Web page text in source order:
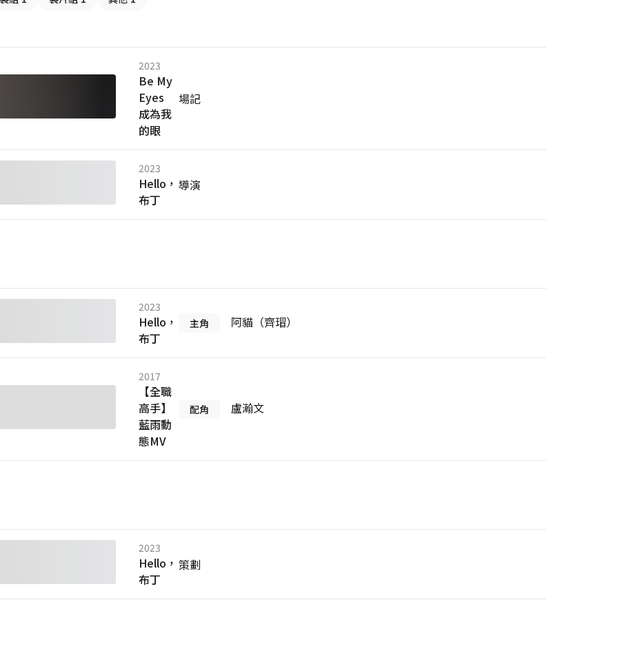
2023
Be My
Eyes
成為我
的眼
場記
2023
Hello，
布丁
導演
2023
Hello，
布丁
主角 阿貓（齊瑁）
2017
【全職
高手】
藍雨動
態MV
配角 盧瀚文
2023
Hello，
布丁
策劃